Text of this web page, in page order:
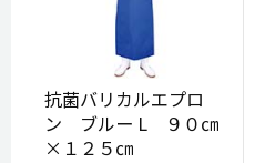
抗菌バリカルエプロ
ン ブルー L ９０㎝
×１２５㎝